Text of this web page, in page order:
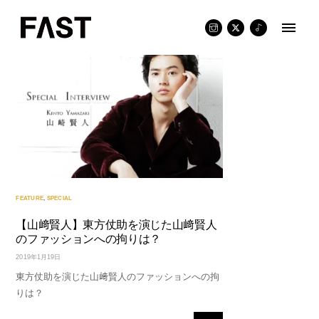
content
FEATURE SPECIAL
【山﨑賢人】東方仗助を演じた山﨑賢人
のファッションへの拘りは？
2019年1月19日
東方仗助を演じた山﨑賢人のファッションへの拘
りは？